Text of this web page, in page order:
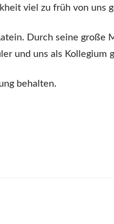
viel zu früh von uns
Durch seine große
und uns als Kollegium
behalten.